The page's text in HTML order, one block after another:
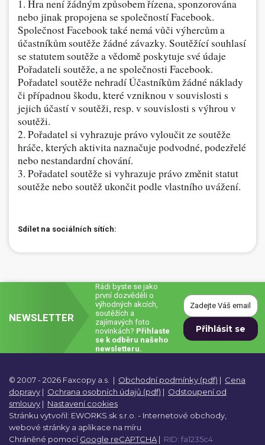
1. Hra není žádným způsobem řízena, sponzorována
nebo jinak propojena se společností Facebook.
Společnost Facebook také nemá vůči výhercům a
účastníkům soutěže žádné závazky. Soutěžící souhlasí
se statutem soutěže a vědomě poskytuje své údaje
Pořadateli soutěže, a ne společnosti Facebook.
Pořadatel soutěže nehradí Účastníkům žádné náklady
či případnou škodu, které vzniknou v souvislosti s
jejich účastí v soutěži, resp. v souvislosti s výhrou v
soutěži.
2. Pořadatel si vyhrazuje právo vyloučit ze soutěže
hráče, kterých aktivita naznačuje podvodné, podezřelé
nebo nestandardní chování.
3. Pořadatel soutěže si vyhrazuje právo změnit statut
soutěže nebo soutěž ukončit podle vlastního uvážení.
Sdílet na sociálních sítích:
NEWSLETTER
Rádi byste se jako
první dozvěděli o
výhodných akcích,
soutěžích a
zajímavých foto
novinkách? Přihlaste
se k odběru našeho
newsletteru.
© 2007 - 2026 Faxcopy a.s. | Obchodní podmínky (pdf) | Cena
dopravy | Ochrana osobních údajů (pdf) | Odstoupení od
smlouvy | Nastavení cookies
Stránku vytvořil: EWORKS.sk s.r.o. - Internetové obchody,
webové stránky a aplikace na míru
Chráněné pomocíGoogle reCAPTCHA | RID: fa1235c4